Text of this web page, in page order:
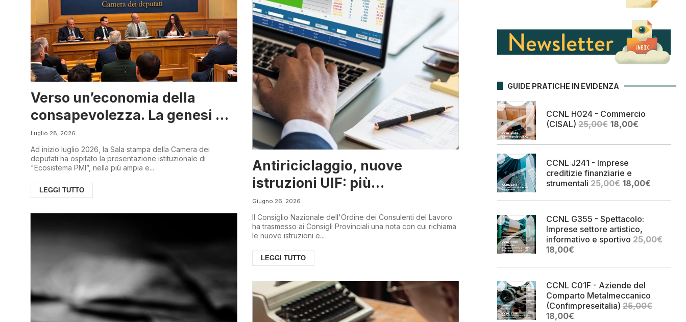
Verso un’economia della
consapevolezza. La genesi di
“Ecosistema PMI” e il nuovo
paradigma della Governance
d’impresa
Luglio 28, 2026
Ad inizio luglio 2026, la Sala stampa della Camera dei
deputati ha ospitato la presentazione istituzionale di
"Ecosistema PMI”, nella più ampia e...
LEGGI TUTTO
Antiriciclaggio, nuove
istruzioni UIF: più
responsabilità per i
Consulenti del Lavoro
Giugno 26, 2026
Il Consiglio Nazionale dell'Ordine dei Consulenti del Lavoro
ha trasmesso ai Consigli Provinciali una nota con cui richiama
le nuove istruzioni e...
LEGGI TUTTO
GUIDE PRATICHE IN EVIDENZA
CCNL H024 - Commercio
(CISAL) 25,00€ Il
originale
25,00€.
18,00€Il
attuale
CCNL J241 - Imprese
creditizie finanziarie e
strumentali 25,00€ Il
originale
25,00€.
18,00€Il
attuale
CCNL G355 - Spettacolo:
Imprese settore artistico,
informativo e sportivo 25,00€
Il
originale
25,00€.
18,00€Il
attuale
18,00€.
CCNL C01F - Aziende del
Comparto Metalmeccanico
(Confimpreseitalia) 25,00€
Il
18,00€Il